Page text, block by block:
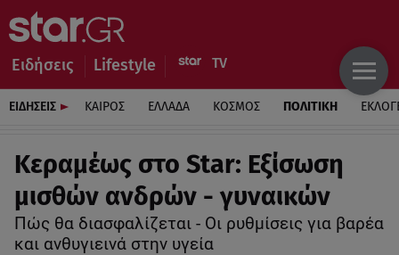
Ειδήσεις Lifestyle
ΕΙΔΗΣΕΙΣ ΚΑΙΡΟΣ ΕΛΛΑΔΑ ΚΟΣΜΟΣ ΠΟΛΙΤΙΚΗ
Κεραμέως στο Star: Εξίσωση
μισθών ανδρών - γυναικών
Πώς θα διασφαλίζεται - Οι ρυθμίσεις για βαρέα
και ανθυγιεινά στην υγεία